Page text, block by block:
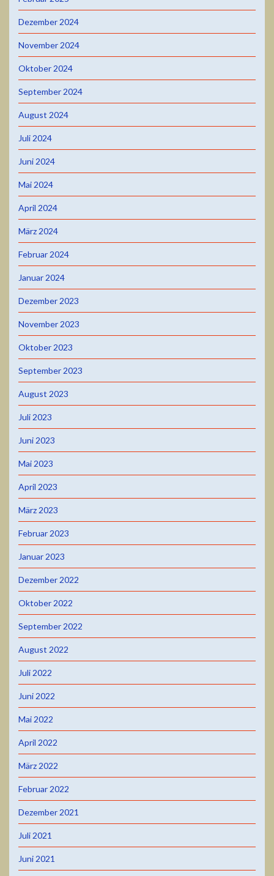
Dezember 2024
November 2024
Oktober 2024
September 2024
August 2024
Juli 2024
Juni 2024
Mai 2024
April 2024
März 2024
Februar 2024
Januar 2024
Dezember 2023
November 2023
Oktober 2023
September 2023
August 2023
Juli 2023
Juni 2023
Mai 2023
April 2023
März 2023
Februar 2023
Januar 2023
Dezember 2022
Oktober 2022
September 2022
August 2022
Juli 2022
Juni 2022
Mai 2022
April 2022
März 2022
Februar 2022
Dezember 2021
Juli 2021
Juni 2021